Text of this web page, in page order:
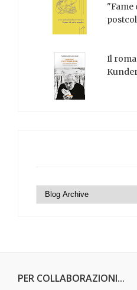
"Fame
Il
PER COLLABORAZIONI...